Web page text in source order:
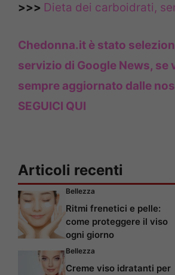
>>> Dieta dei carboidrati,
Chedonna.it è stato
servizio di Google News, se
sempre aggiornato dalle
SEGUICI QUI
Articoli recenti
Bellezza
Ritmi frenetici e pelle:
come proteggere il viso
ogni giorno
Bellezza
Creme viso idratanti per